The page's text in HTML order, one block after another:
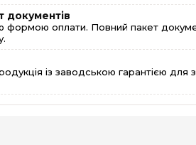
документів
оплати. Повний пакет
із заводською гарантією для